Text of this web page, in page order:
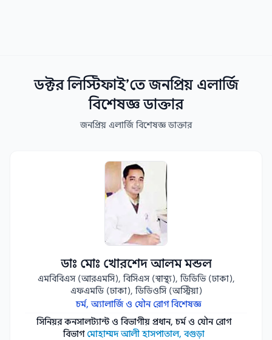
ডক্টর লিস্টিফাই’তে জনপ্রিয় এলার্জি
বিশেষজ্ঞ ডাক্তার
জনপ্রিয় এলার্জি বিশেষজ্ঞ ডাক্তার
ডাঃ মোঃ খোরশেদ আলম মন্ডল
এমবিবিএস (আরএমসি), বিসিএস (স্বাস্থ্য), ডিডিভি (ঢাকা),
এফএমডি (ঢাকা), ডিডিওসি (অস্ট্রিয়া)
চর্ম, অ্যালার্জি ও যৌন রোগ বিশেষজ্ঞ
সিনিয়র কনসালট্যান্ট ও বিভাগীয় প্রধান, চর্ম ও যৌন রোগ
বিভাগ মোহাম্মদ আলী হাসপাতাল, বগুড়া